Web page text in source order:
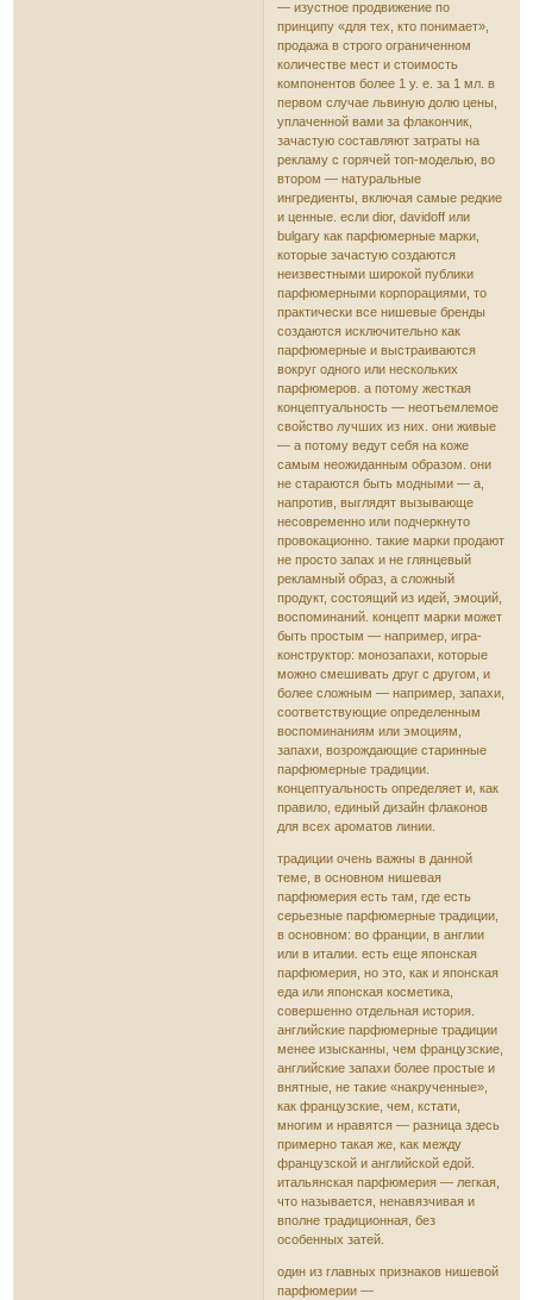
— изустное продвижение по
принципу «для тех, кто понимает»,
продажа в строго ограниченном
количестве мест и стоимость
компонентов более 1 у. е. за 1 мл. в
первом случае львиную долю цены,
уплаченной вами за флакончик,
зачастую составляют затраты на
рекламу с горячей топ-моделью, во
втором — натуральные
ингредиенты, включая самые редкие
и ценные. если dior, davidoff или
bulgary как парфюмерные марки,
которые зачастую создаются
неизвестными широкой публики
парфюмерными корпорациями, то
практически все нишевые бренды
создаются исключительно как
парфюмерные и выстраиваются
вокруг одного или нескольких
парфюмеров. а потому жесткая
концептуальность — неотъемлемое
свойство лучших из них. они живые
— а потому ведут себя на коже
самым неожиданным образом. они
не стараются быть модными — а,
напротив, выглядят вызывающе
несовременно или подчеркнуто
провокационно. такие марки продают
не просто запах и не глянцевый
рекламный образ, а сложный
продукт, состоящий из идей, эмоций,
воспоминаний. концепт марки может
быть простым — например, игра-
конструктор: монозапахи, которые
можно смешивать друг с другом, и
более сложным — например, запахи,
соответствующие определенным
воспоминаниям или эмоциям,
запахи, возрождающие старинные
парфюмерные традиции.
концептуальность определяет и, как
правило, единый дизайн флаконов
для всех ароматов линии.
традиции очень важны в данной
теме, в основном нишевая
парфюмерия есть там, где есть
серьезные парфюмерные традиции,
в основном: во франции, в англии
или в италии. есть еще японская
парфюмерия, но это, как и японская
еда или японская косметика,
совершенно отдельная история.
английские парфюмерные традиции
менее изысканны, чем французские,
английские запахи более простые и
внятные, не такие «накрученные»,
как французские, чем, кстати,
многим и нравятся — разница здесь
примерно такая же, как между
французской и английской едой.
итальянская парфюмерия — легкая,
что называется, ненавязчивая и
вполне традиционная, без
особенных затей.
один из главных признаков нишевой
парфюмерии —